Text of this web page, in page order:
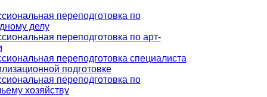
переподготовка по
делу
переподготовка по арт-
переподготовка специалиста
подготовке
переподготовка по
хозяйству